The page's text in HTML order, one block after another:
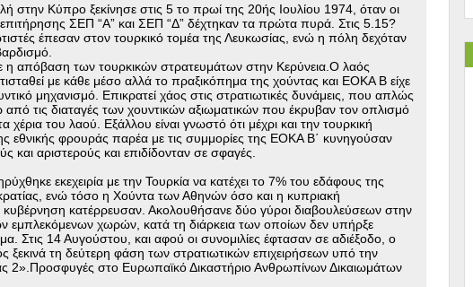
στην Κύπρο ξεκίνησε στις 5 το πρωί της 20ής Ιουλίου 1974, όταν οι
επιτήρησης ΣΕΠ “Α” και ΣΕΠ “Δ” δέχτηκαν τα πρώτα πυρά. Στις 5.15?
έπεσαν στον τουρκικό τομέα της Λευκωσίας, ενώ η πόλη δεχόταν
η απόβαση των τουρκικών στρατευμάτων στην Κερύνεια.Ο λαός
με κάθε μέσο αλλά το πραξικόπημα της χούντας και ΕΟΚΑ Β είχε
μηχανισμό. Επικρατεί χάος στις στρατιωτικές δυνάμεις, που απλώς
τις διαταγές των χουντικών αξιωματικών που έκρυβαν τον οπλισμό
χέρια του λαού. Εξάλλου είναι γνωστό ότι μέχρι και την τουρκική
εθνικής φρουράς παρέα με τις συμμορίες της ΕΟΚΑ Β΄ κυνηγούσαν
και αριστερούς και επιδίδονταν σε σφαγές.
εκεχειρία με την Τουρκία να κατέχει το 7% του εδάφους της
ενώ τόσο η Χούντα των Αθηνών όσο και η κυπριακή
κυβέρνηση κατέρρευσαν. Ακολουθήσανε δύο γύροι διαβουλεύσεων στην
εμπλεκόμενων χωρών, κατά τη διάρκεια των οποίων δεν υπήρξε
Στις 14 Αυγούστου, και αφού οι συνομιλίες έφτασαν σε αδιέξοδο, ο
ξεκινά τη δεύτερη φάση των στρατιωτικών επιχειρήσεων υπό την
2».Προσφυγές στο Ευρωπαϊκό Δικαστήριο Ανθρωπίνων Δικαιωμάτων